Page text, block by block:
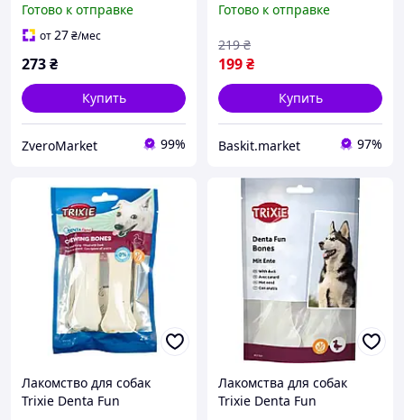
для собак Trixie (Трикси)
70 г (2 шт)
Готово к отправке
от27₴/мес
273₴
Купить
ZveroMarket 99%
курицей 18 см 120 г
Готово к отправке
199₴
219 ₴
Купить
Baskit.market 97%
Лакомство для собак
Trixie Denta Fun
Лакомства для собак
Trixie Denta Fun